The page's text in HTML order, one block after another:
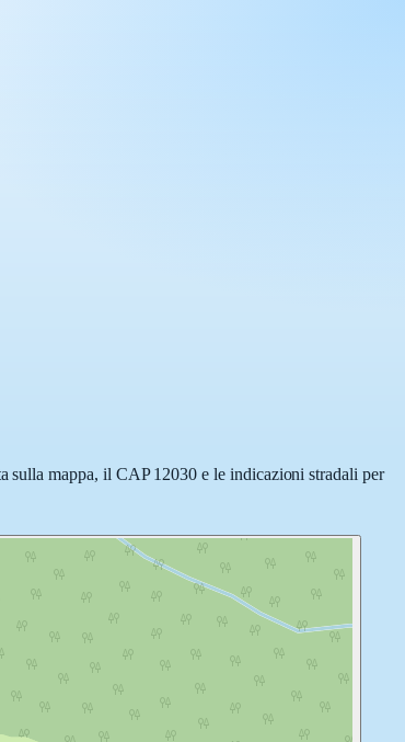
mappa, il CAP 12030 e le indicazioni stradali per